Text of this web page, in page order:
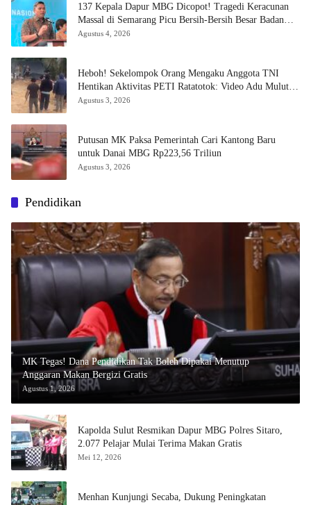
137 Kepala Dapur MBG Dicopot! Tragedi Keracunan
Massal di Semarang Picu Bersih-Bersih Besar Badan
Gizi Nasional
Agustus 4, 2026
Heboh! Sekelompok Orang Mengaku Anggota TNI
Hentikan Aktivitas PETI Ratatotok: Video Adu Mulut
dan Aksi Penembakan Sorot Carut-marut Penegakan
Agustus 3, 2026
Putusan MK Paksa Pemerintah Cari Kantong Baru
untuk Danai MBG Rp223,56 Triliun
Agustus 3, 2026
Pendidikan
MK Tegas! Dana Pendidikan Tak Boleh Dipakai Menutup
Anggaran Makan Bergizi Gratis
Agustus 1, 2026
Kapolda Sulut Resmikan Dapur MBG Polres Sitaro,
2.077 Pelajar Mulai Terima Makan Gratis
Mei 12, 2026
Menhan Kunjungi Secaba, Dukung Peningkatan